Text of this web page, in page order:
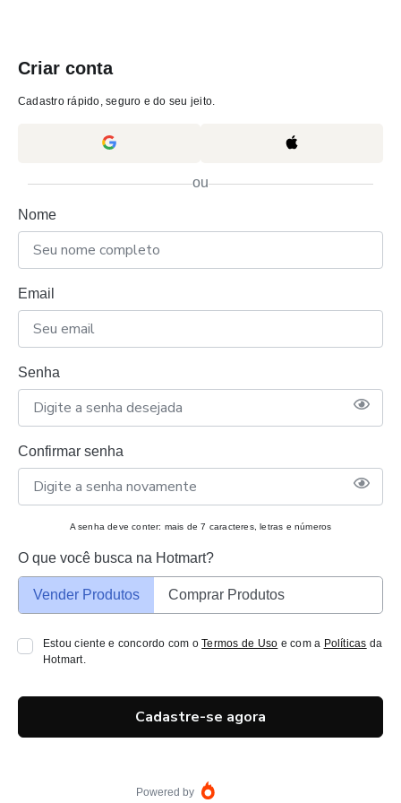
Criar conta
Cadastro rápido, seguro e do seu jeito.
ou
Nome
Email
Senha
Confirmar senha
A senha deve conter: mais de 7 caracteres, letras e números
O que você busca na Hotmart?
Vender Produtos Comprar Produtos
Estou ciente e concordo com oTermos de Uso e com a Políticas da
Hotmart.
Cadastre-se agora
Powered by